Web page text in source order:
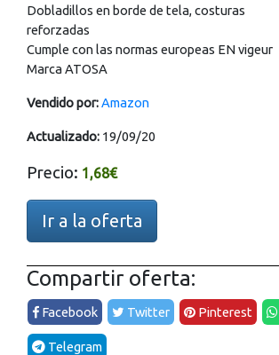
Dobladillos en borde de tela, costuras
reforzadas
Cumple con las normas europeas EN vigeur
Marca ATOSA
Vendido por:Amazon
Actualizado: 19/09/20
Precio: 1,68€
Ir a la oferta
Compartir oferta:
Facebook Twitter Pinterest
Telegram